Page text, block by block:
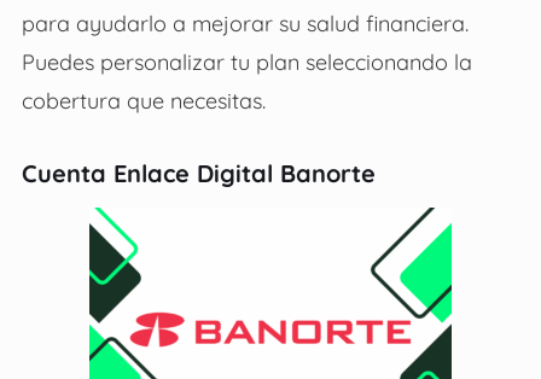
para ayudarlo a mejorar su salud financiera.
Puedes personalizar tu plan seleccionando la
cobertura que necesitas.
Cuenta Enlace Digital Banorte